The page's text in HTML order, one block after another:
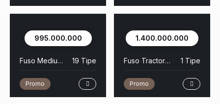
995.000.000
Fuso Medium Duty 19 Tipe
Promo
1.400.000.000
Fuso Tractor Head 1 Tipe
Promo